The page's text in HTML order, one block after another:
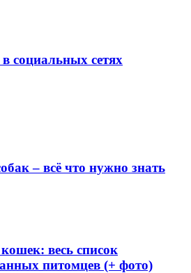
социальных сетях
– всё что нужно знать
весь список
питомцев (+ фото)